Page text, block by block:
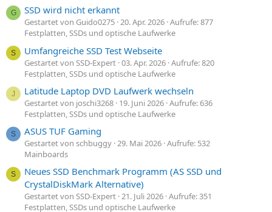
G SSD wird nicht erkannt
Gestartet von Guido0275 20. Apr. 2026 Aufrufe: 877
Festplatten, SSDs und optische Laufwerke
S Umfangreiche SSD Test Webseite
Gestartet von SSD-Expert 03. Apr. 2026 Aufrufe: 820
Festplatten, SSDs und optische Laufwerke
J Latitude Laptop DVD Laufwerk wechseln
Gestartet von joschi3268 19. Juni 2026 Aufrufe: 636
Festplatten, SSDs und optische Laufwerke
S ASUS TUF Gaming
Gestartet von schbuggy 29. Mai 2026 Aufrufe: 532
Mainboards
S
Neues SSD Benchmark Programm (AS SSD und
CrystalDiskMark Alternative)
Gestartet von SSD-Expert 21. Juli 2026 Aufrufe: 351
Festplatten, SSDs und optische Laufwerke